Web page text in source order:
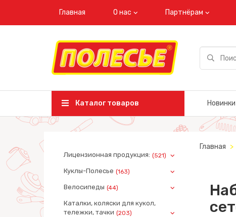
Главная О нас Партнёрам
Каталог товаров Новинки
Лицензионная продукция: (521)
Куклы-Полесье (163)
Велосипеды (44)
Каталки, коляски для кукол,
тележки, тачки (203)
Главная